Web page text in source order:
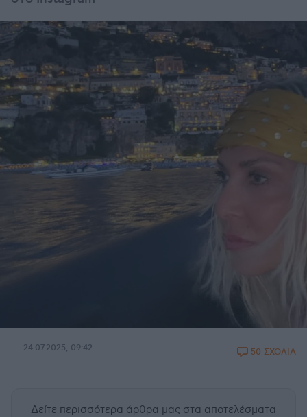
24.07.2025, 09:42 50 ΣΧΟΛΙΑ
Δείτε περισσότερα άρθρα μας στα αποτελέσματα